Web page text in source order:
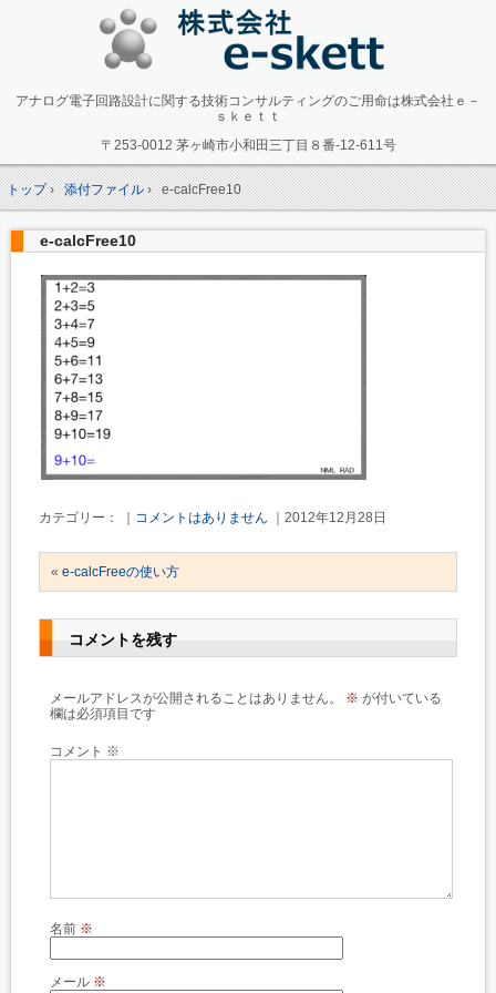
アナログ電子回路設計に関する技術コンサルティングのご用命は株式会社ｅ－
ｓｋｅｔｔ
〒253-0012 茅ヶ崎市小和田三丁目８番-12-611号
トップ› 添付ファイル› e-calcFree10
e-calcFree10
カテゴリー： ｜ コメントはありません ｜2012年12月28日
« e-calcFreeの使い方
コメントを残す
メールアドレスが公開されることはありません。 ※ が付いている
欄は必須項目です
コメント ※
名前 ※
メール ※